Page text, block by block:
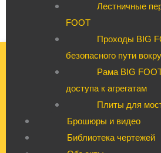
Лестничные
FOOT
Проходы BIG
безопасного пути
Рама BIG
доступа к агрегатам
Плиты для
Брошюры и видео
Библиотека чертежей